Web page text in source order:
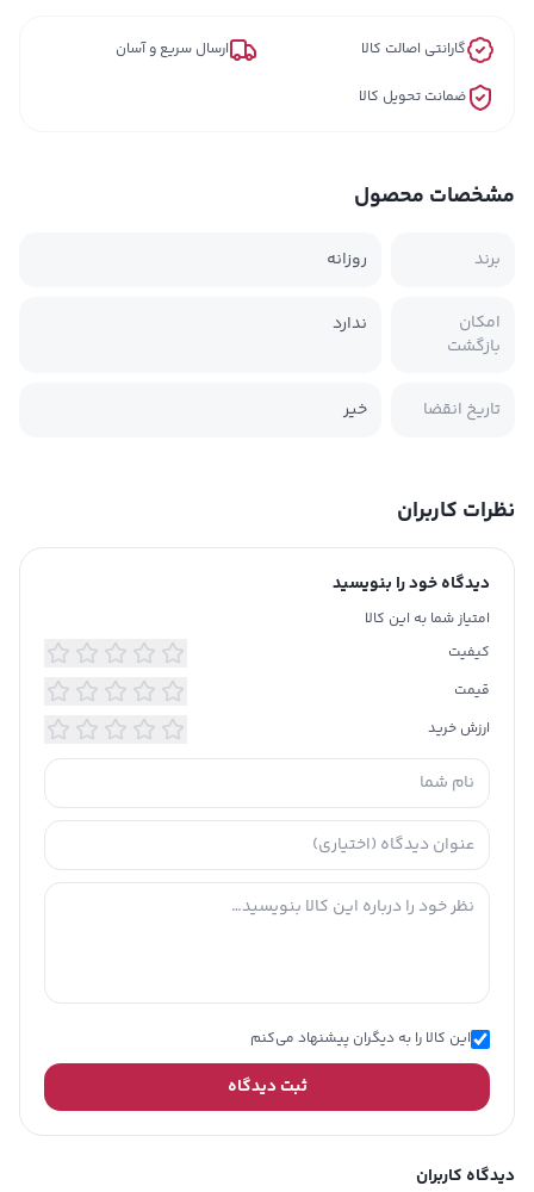
گارانتی اصالت کالا ارسال سریع و آسان
ضمانت تحویل کالا
مشخصات محصول
برند روزانه
امکان
بازگشت
ندارد
تاریخ انقضا خیر
نظرات کاربران
دیدگاه خود را بنویسید
امتیاز شما به این کالا
کیفیت
قیمت
ارزش خرید
این کالا را به دیگران پیشنهاد می‌کنم
ثبت دیدگاه
دیدگاه کاربران